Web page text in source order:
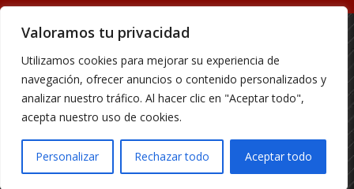
Valoramos tu privacidad
Utilizamos cookies para mejorar su experiencia de
navegación, ofrecer anuncios o contenido personalizados y
analizar nuestro tráfico. Al hacer clic en "Aceptar todo",
acepta nuestro uso de cookies.
Personalizar Rechazar todo Aceptar todo
Página de Contacto
Política de Privacidad
Términos y Condiciones
Blog de Pelis
Copyright © 2026.
Theme byMyThemeShop